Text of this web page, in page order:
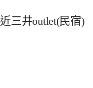
三井outlet(民宿)